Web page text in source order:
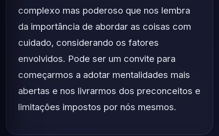
complexo mas poderoso que nos lembra
da importância de abordar as coisas com
cuidado, considerando os fatores
envolvidos. Pode ser um convite para
começarmos a adotar mentalidades mais
abertas e nos livrarmos dos preconceitos e
limitações impostos por nós mesmos.